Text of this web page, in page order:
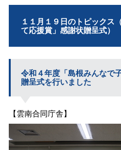
１１月１９日のトピックス
て応援賞」感謝状贈呈式）
令和４年度「島根みんなで
贈呈式を行いました
【雲南合同庁舎】